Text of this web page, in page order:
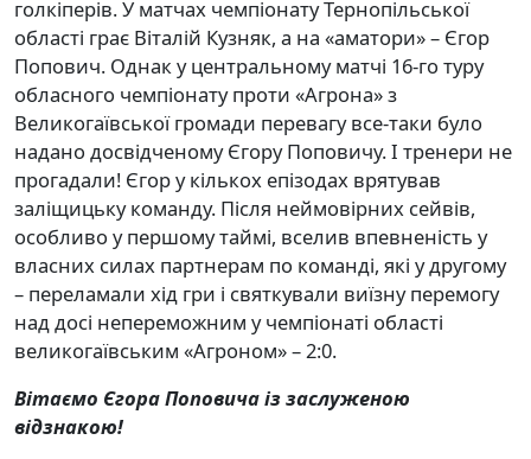
голкіперів. У матчах чемпіонату Тернопільської
області грає Віталій Кузняк, а на «аматори» – Єгор
Попович. Однак у центральному матчі 16-го туру
обласного чемпіонату проти «Агрона» з
Великогаївської громади перевагу все-таки було
надано досвідченому Єгору Поповичу. І тренери не
прогадали! Єгор у кількох епізодах врятував
заліщицьку команду. Після неймовірних сейвів,
особливо у першому таймі, вселив впевненість у
власних силах партнерам по команді, які у другому
– переламали хід гри і святкували виїзну перемогу
над досі непереможним у чемпіонаті області
великогаївським «Агроном» – 2:0.
Вітаємо Єгора Поповича із заслуженою
відзнакою!